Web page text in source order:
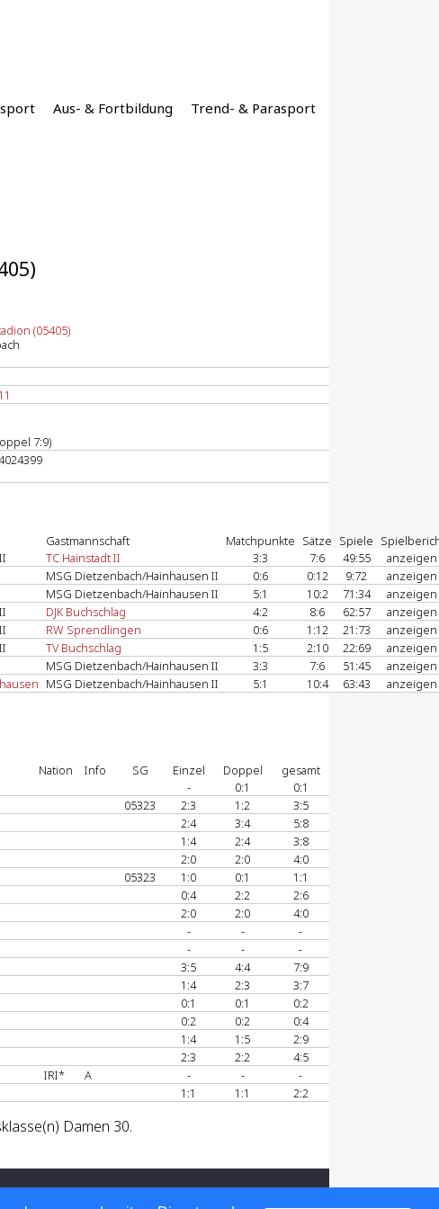
Aus- & Fortbildung Trend- & Parasport
(05405)
7:9)
Gastmannschaft Matchpunkte Sätze Spiele
TC Hainstadt II 3:3 7:6 49:55
anzeigen
MSG Dietzenbach/Hainhausen II 0:6 0:12 9:72
anzeigen
MSG Dietzenbach/Hainhausen II 5:1 10:2 71:34
anzeigen
DJK Buchschlag 4:2 8:6 62:57
anzeigen
RW Sprendlingen 0:6 1:12 21:73
anzeigen
TV Buchschlag 1:5 2:10 22:69
anzeigen
MSG Dietzenbach/Hainhausen II 3:3 7:6 51:45
anzeigen
MSG Dietzenbach/Hainhausen II 5:1 10:4 63:43 anzeigen
Nation Info SG Einzel Doppel
gesamt
- 0:1
0:1
05323 2:3 1:2
3:5
2:4 3:4
5:8
1:4 2:4
3:8
2:0 2:0
4:0
05323 1:0 0:1
1:1
0:4 2:2
2:6
2:0 2:0
4:0
- -
-
- -
-
3:5 4:4
7:9
1:4 2:3
3:7
0:1 0:1
0:2
0:2 0:2
0:4
1:4 1:5
2:9
2:3 2:2
4:5
IRI* A - -
-
1:1 1:1 2:2
Damen 30.